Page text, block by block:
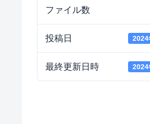
ファイル数
投稿日 2024
最終更新日時 2024